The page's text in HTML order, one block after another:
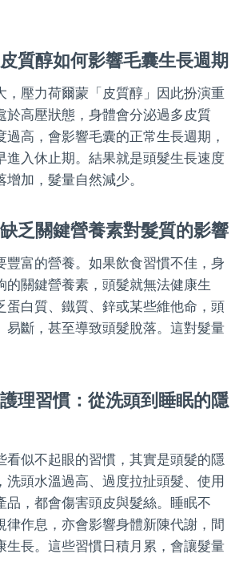
質醇如何影響毛囊生長週期
，壓力荷爾蒙「皮質醇」因此扮演重
於高壓狀態，身體會分泌過多皮質
過高，會影響毛囊的正常生長週期，
進入休止期。結果就是頭髮生長速度
加，髮量自然減少。
乏關鍵營養素對髮質的影響
豐富的營養。如果飲食習慣不佳，身
的關鍵營養素，頭髮就無法健康生
蛋白質、鐵質、鋅或某些維他命，頭
易斷，甚至導致頭髮脫落。這對髮量
理習慣：從洗頭到睡眠的隱
看似不起眼的習慣，其實是頭髮的隱
洗頭水溫過高、過度拉扯頭髮、使用
品，都會傷害頭皮與髮絲。睡眠不
律作息，亦會影響身體新陳代謝，間
生長。這些習慣日積月累，會讓髮量